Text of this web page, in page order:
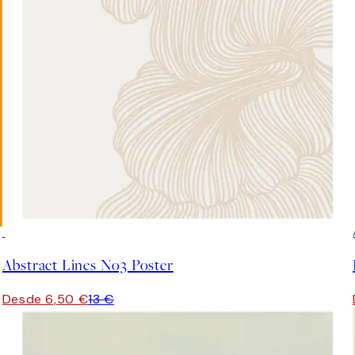
Abstract Lines No3 Poster
Desde 6,50 €13 €